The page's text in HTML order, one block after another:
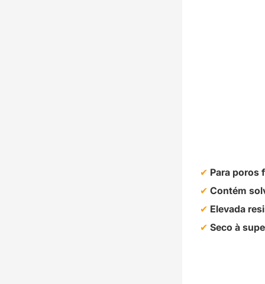
Para poros
Contém
Elevada
Seco à